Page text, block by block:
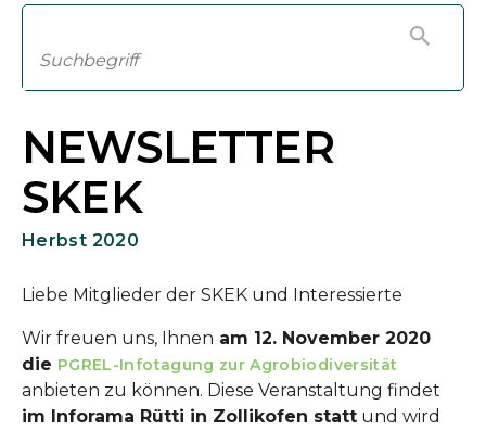
NEWSLETTER
SKEK
Herbst 2020
Liebe Mitglieder der SKEK und Interessierte
Wir freuen uns, Ihnen am 12. November 2020
die PGREL-Infotagung zur Agrobiodiversität
anbieten zu können. Diese Veranstaltung findet
im Inforama Rütti in Zollikofen statt und wird